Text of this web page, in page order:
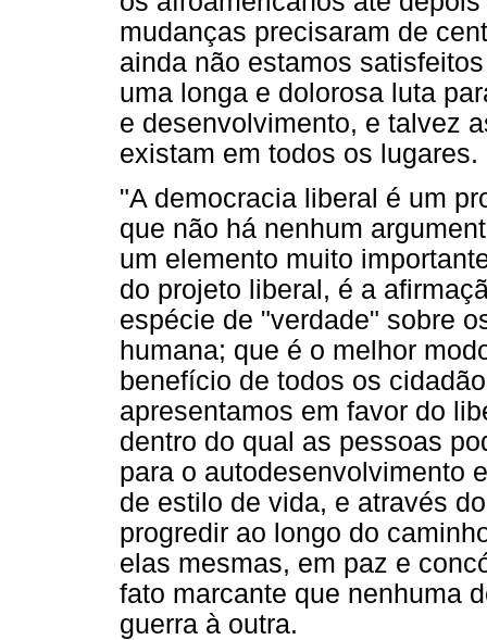
mudanças precisaram de
ainda não estamos
uma longa e dolorosa luta
e desenvolvimento, e talvez
existam em todos os lugares.
"A democracia liberal é um
que não há nenhum
um elemento muito
do projeto liberal, é a
espécie de "verdade" sobre
humana; que é o melhor
benefício de todos os
apresentamos em favor do
dentro do qual as pessoas
para o autodesenvolvimento
de estilo de vida, e através
progredir ao longo do
elas mesmas, em paz e
fato marcante que nenhuma
guerra à outra.